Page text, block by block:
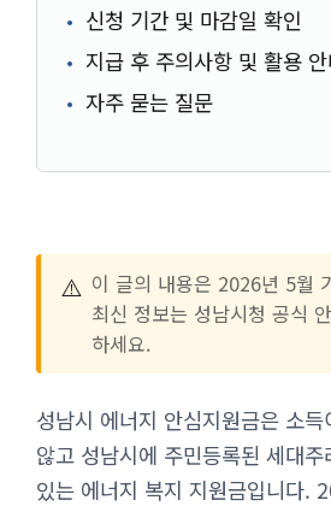
신청 기간 및 마감일 확인
지급 후 주의사항 및 활용
자주 묻는 질문
⚠️ 이 글의 내용은 2026년 5월
최신 정보는 성남시청 공식
하세요.
성남시 에너지 안심지원금은 소
않고 성남시에 주민등록된 세대
있는 에너지 복지 지원금입니다.